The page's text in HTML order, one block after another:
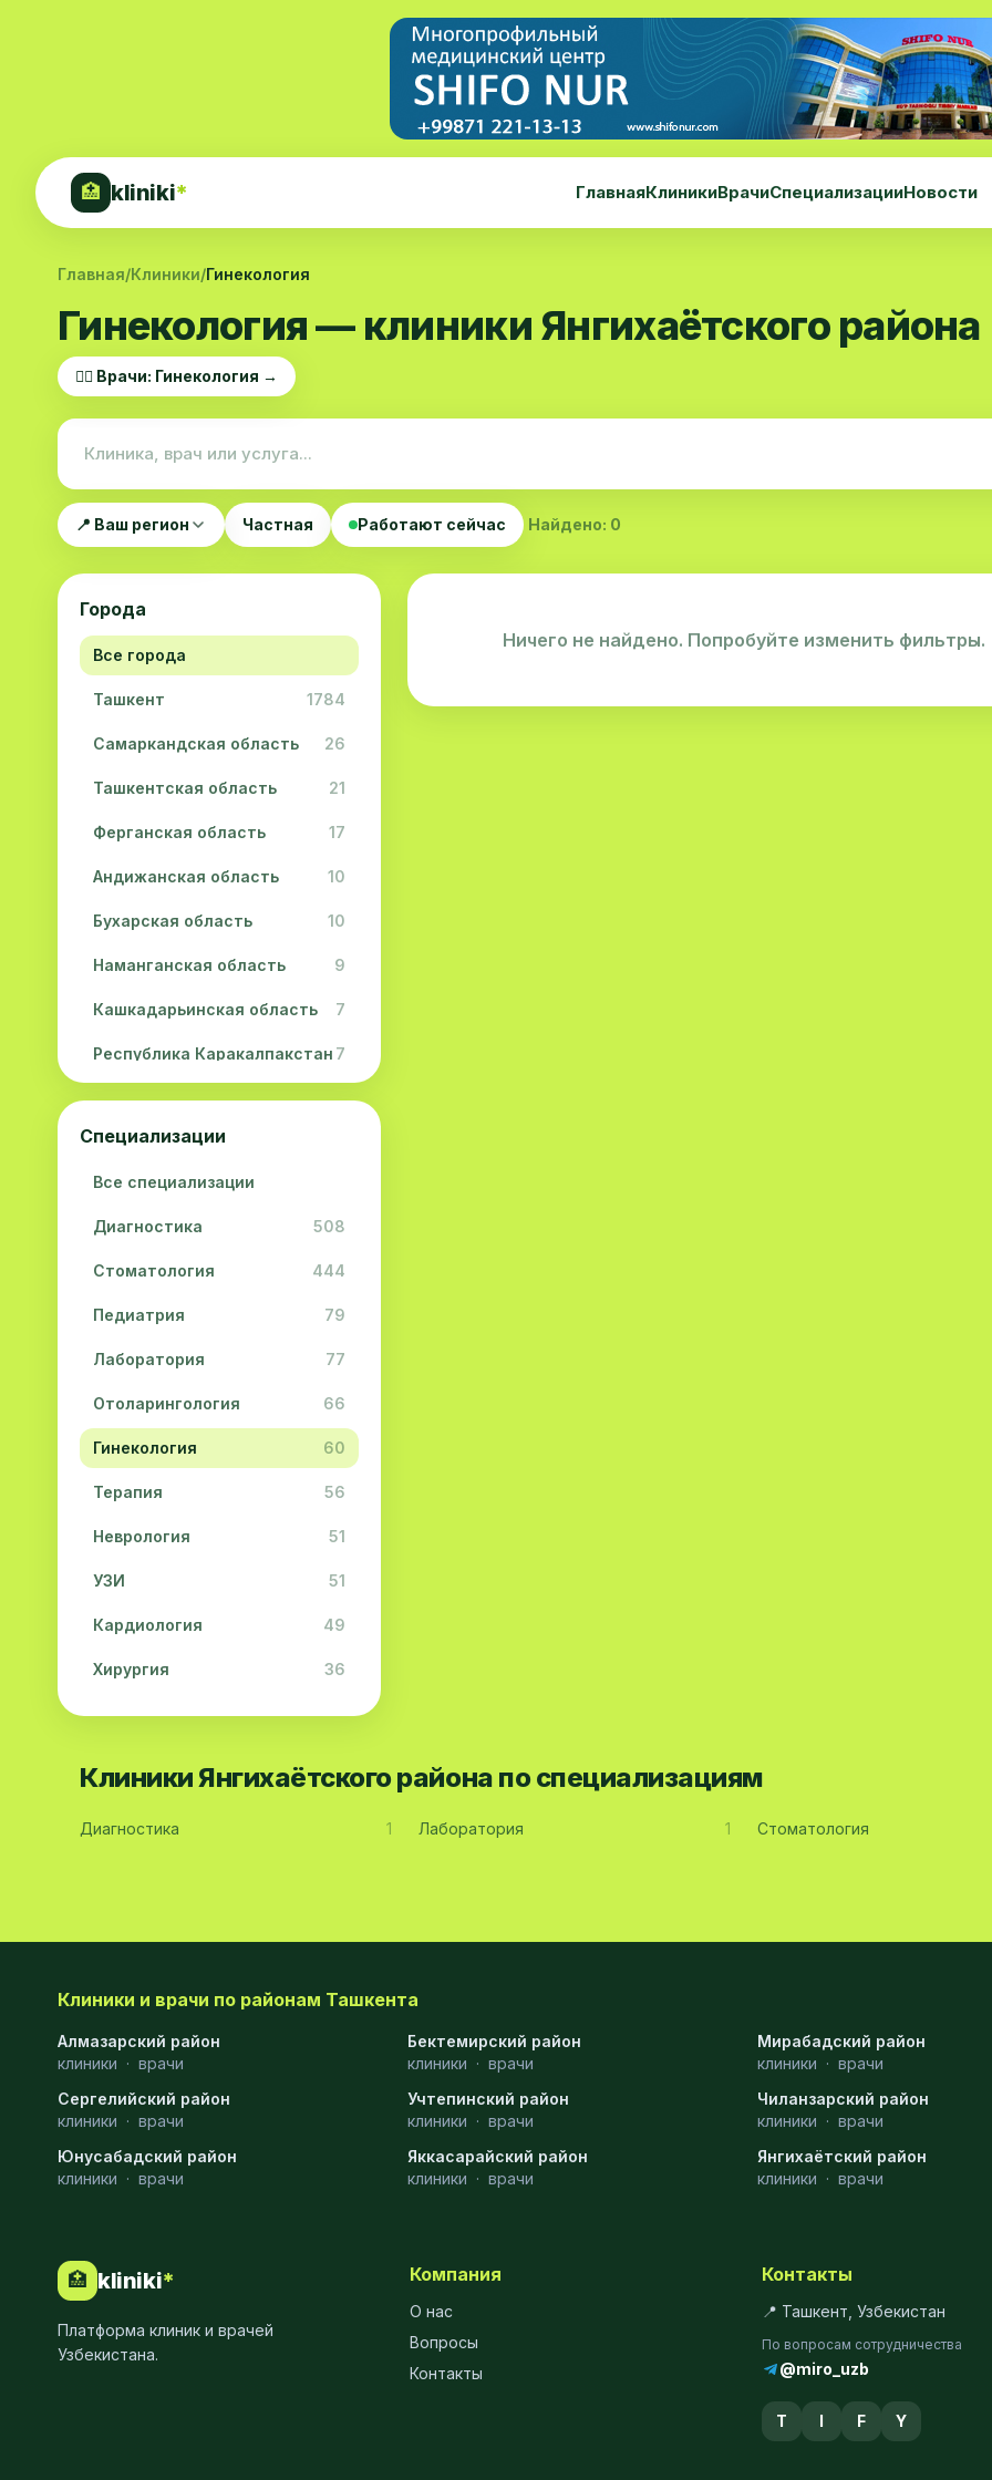
🏥 kliniki* ГлавнаяКлиникиВрачиСпециализацииНовости
Главная/Клиники/Гинекология
Гинекология — клиники Янгихаётского района
👨‍⚕️ Врачи: Гинекология →
📍 Ваш регион Частная Работают сейчас Найдено: 0
Города
Все города
Ташкент 1784
Самаркандская область 26
Ташкентская область 21
Ферганская область 17
Андижанская область 10
Бухарская область 10
Наманганская область 9
Кашкадарьинская область 7
Республика Каракалпакстан 7
Навоийская область 5
Джизакская область
Сурхандарьинская область
Сырдарьинская область 2
Хорезмская область 2
Специализации
Все специализации
Диагностика 508
Стоматология 444
Педиатрия 79
Лаборатория 77
Отоларингология 66
Гинекология 60
Терапия 56
Неврология 51
УЗИ 51
Кардиология 49
Хирургия 36
Физиотерапия 31
Акушерство
Ортопедия
Массаж
Гастроэнтерология
Андрология
Ничего не найдено. Попробуйте изменить фильтры.
Клиники Янгихаётского района по специализациям
Диагностика 1 Лаборатория 1 Стоматология
Клиники и врачи по районам Ташкента
Алмазарский район
клиники · врачи
Бектемирский район
клиники · врачи
Мирабадский район
клиники · врачи
Сергелийский район
клиники · врачи
Учтепинский район
клиники · врачи
Чиланзарский район
клиники · врачи
Юнусабадский район
клиники · врачи
Яккасарайский район
клиники · врачи
Янгихаётский район
клиники · врачи
🏥 kliniki*
Платформа клиник и врачей
Узбекистана.
Компания
О нас
Вопросы
Контакты
Контакты
📍 Ташкент, Узбекистан
По вопросам сотрудничества
@miro_uzb
T I F Y